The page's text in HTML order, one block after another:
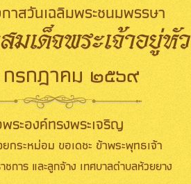
การ และลูกจ้าง เทศบาลตำบลห้วยยาง
กาสวันเฉลิมพระชนมพรรษา
เด็จพระเจ้าอยู่หัว
รกฎาคม ๒๕๖๙
ระองค์ทรงพระเจริญ
กระหม่อม ขอเดชะ ข้าพระพุทธเจ้า